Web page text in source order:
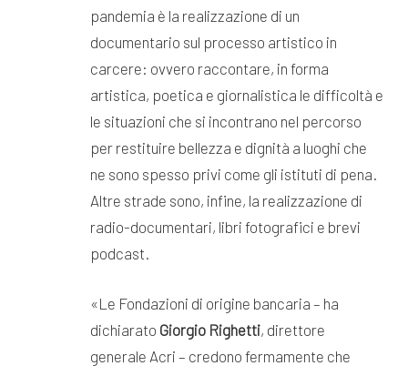
pandemia è la realizzazione di un
documentario sul processo artistico in
carcere: ovvero raccontare, in forma
artistica, poetica e giornalistica le difficoltà e
le situazioni che si incontrano nel percorso
per restituire bellezza e dignità a luoghi che
ne sono spesso privi come gli istituti di pena.
Altre strade sono, infine, la realizzazione di
radio-documentari, libri fotografici e brevi
podcast.
«Le Fondazioni di origine bancaria – ha
dichiarato Giorgio Righetti, direttore
generale Acri – credono fermamente che